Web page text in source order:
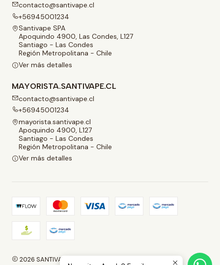
contacto@santivape.cl
+56945001234
Santivape SPA
Apoquindo 4900, Las Condes, L127
Santiago - Las Condes
Región Metropolitana - Chile
Ver más detalles
MAYORISTA.SANTIVAPE.CL
contacto@santivape.cl
+56945001234
mayorista.santivape.cl
Apoquindo 4900, L127
Santiago - Las Condes
Región Metropolitana - Chile
Ver más detalles
2026 SANTIVAPE.